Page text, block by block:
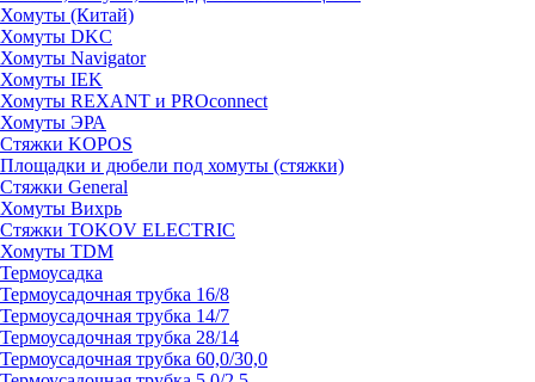
Хомуты (Китай)
Хомуты DKC
Хомуты Navigator
Хомуты IEK
Хомуты REXANT и PROconnect
Хомуты ЭРА
Стяжки KOPOS
Площадки и дюбели под хомуты (стяжки)
Стяжки General
Хомуты Вихрь
Стяжки TOKOV ELECTRIC
Хомуты TDM
Термоусадка
Термоусадочная трубка 16/8
Термоусадочная трубка 14/7
Термоусадочная трубка 28/14
Термоусадочная трубка 60,0/30,0